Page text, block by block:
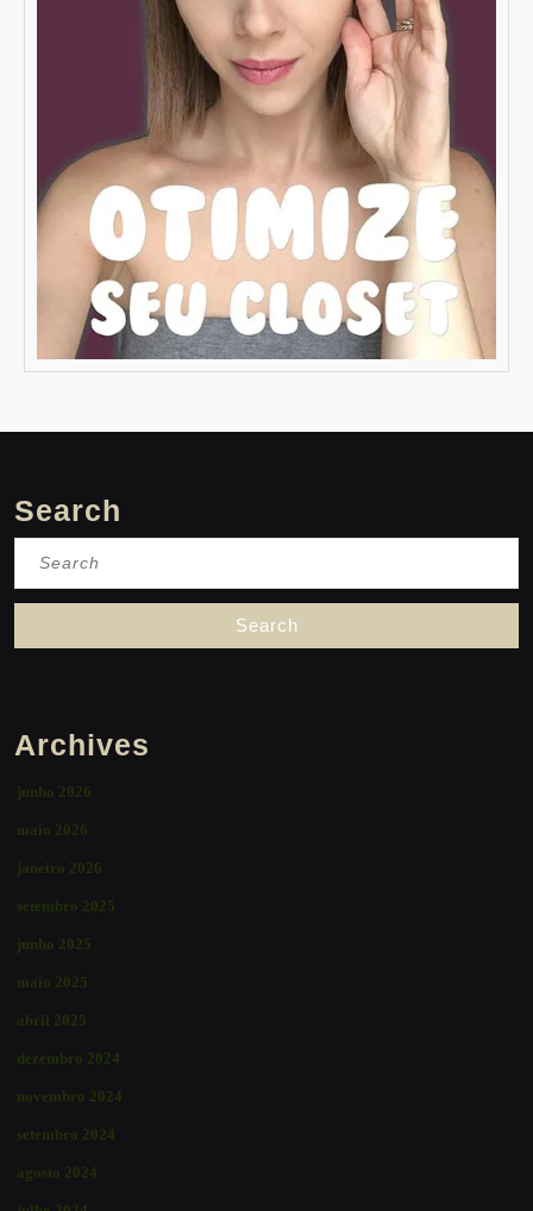
Search
Archives
junho 2026
maio 2026
janeiro 2026
setembro 2025
junho 2025
maio 2025
abril 2025
dezembro 2024
novembro 2024
setembro 2024
agosto 2024